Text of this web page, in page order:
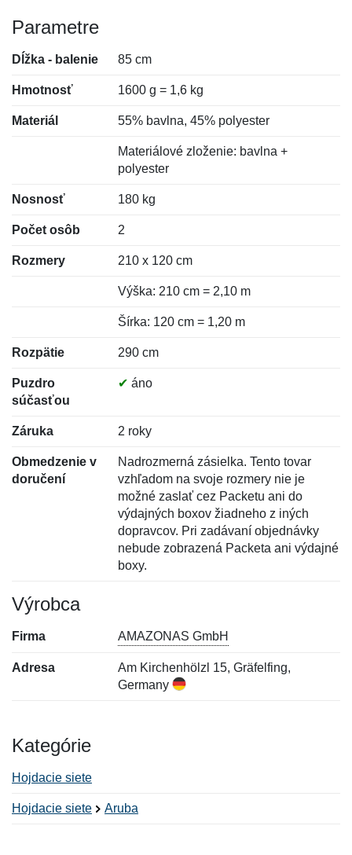
Parametre
Dĺžka - balenie 85 cm
Hmotnosť 1600 g = 1,6 kg
Materiál 55% bavlna, 45% polyester
Materiálové zloženie: bavlna +
polyester
Nosnosť 180 kg
Počet osôb 2
Rozmery 210 x 120 cm
Výška: 210 cm = 2,10 m
Šírka: 120 cm = 1,20 m
Rozpätie 290 cm
Puzdro
súčasťou
✔ áno
Záruka 2 roky
Obmedzenie v
doručení
Nadrozmerná zásielka. Tento tovar
vzhľadom na svoje rozmery nie je
možné zaslať cez Packetu ani do
výdajných boxov žiadneho z iných
dopravcov. Pri zadávaní objednávky
nebude zobrazená Packeta ani výdajné
boxy.
Výrobca
Firma AMAZONAS GmbH
Adresa
Am Kirchenhölzl 15, Gräfelfing,
Germany
Kategórie
Hojdacie siete
Hojdacie siete Aruba